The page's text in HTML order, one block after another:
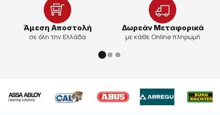
Άμεση Αποστολή
σε όλη την Ελλάδα
Δωρεάν Μεταφορικά
με κάθε Online πληρωμή